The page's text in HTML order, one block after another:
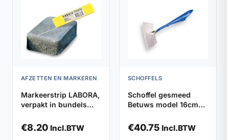
AFZETTEN EN MARKEREN
Markeerstrip LABORA,
verpakt in bundels
€8.20 Incl.BTW
SCHOFFELS
Schoffel gesmeed
Betuws model 16cm
€40.75 Incl.BTW